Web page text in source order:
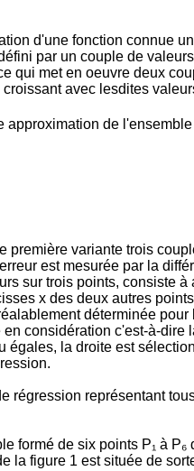
d'une fonction connue
par un couple de
qui met en oeuvre deux
avec lesdites
de
première variante trois
est mesurée par la
sur trois points, consiste
x des deux autres
déterminée
considération c'est-à-
égales, la droite est
régression représentant
formé de six points P₁ à
la figure 1 est située de